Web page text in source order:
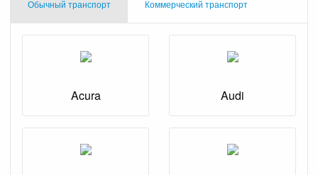
Обычный транспорт Коммерческий транспорт
Acura Audi